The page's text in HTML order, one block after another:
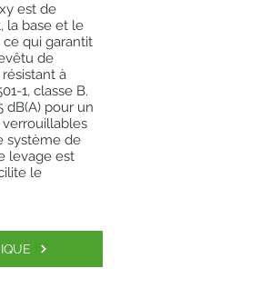
est de
la base et le
ce qui garantit
de
à
1, classe B.
dB(A) pour un
système de
levage est
le